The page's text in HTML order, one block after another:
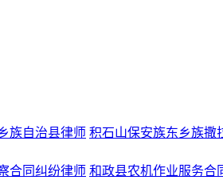
族自治县律师 积石山保安族东乡族撒
合同纠纷律师 和政县农机作业服务合